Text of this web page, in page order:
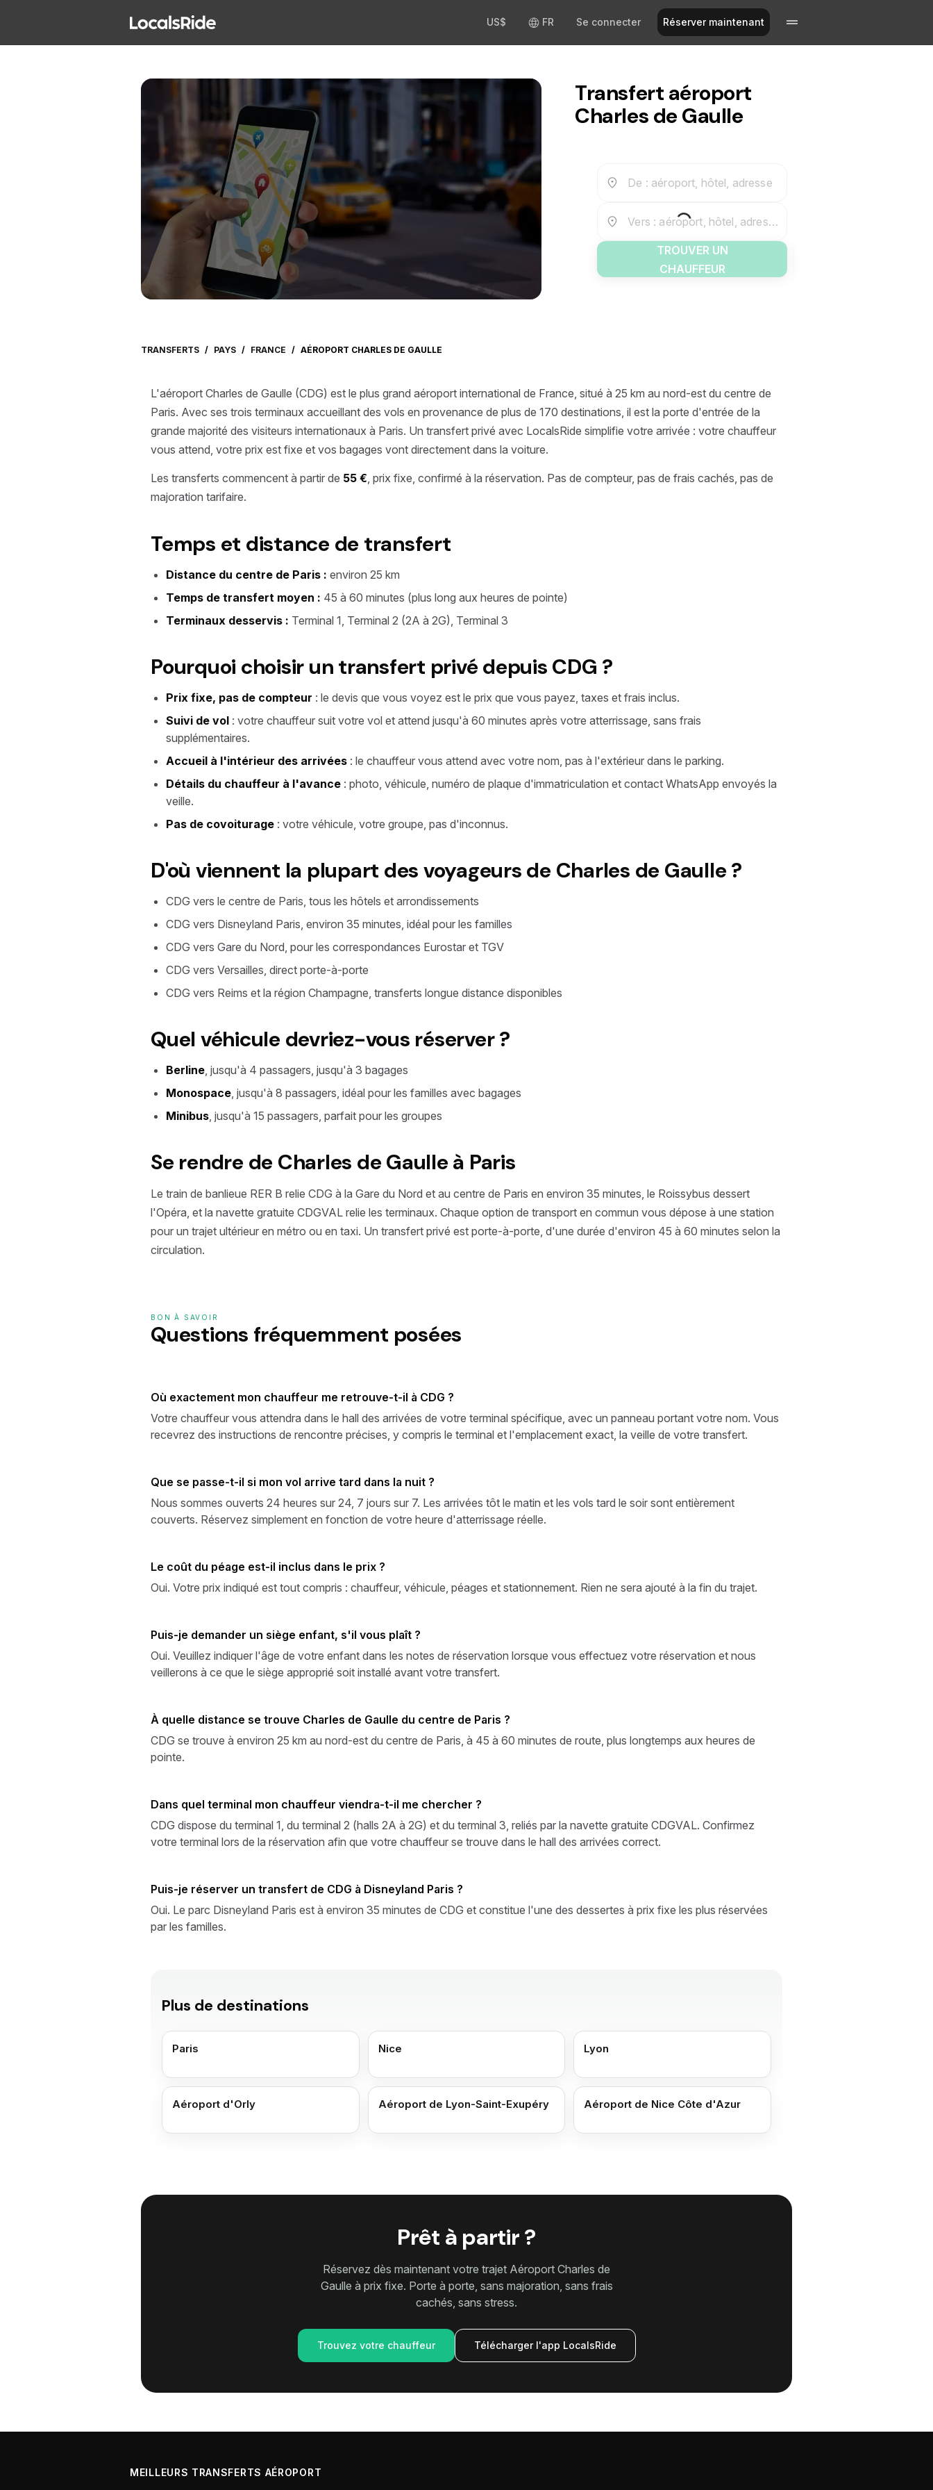
US$ FR Se connecter Réserver maintenant
Transfert aéroport
Charles de Gaulle
De : aéroport, hôtel, adresse
Vers : aéroport, hôtel, adresse
TROUVER UN
CHAUFFEUR
TRANSFERTS / PAYS / FRANCE / AÉROPORT CHARLES DE GAULLE
L'aéroport Charles de Gaulle (CDG) est le plus grand aéroport international de France, situé à 25 km au nord-est du centre de
Paris. Avec ses trois terminaux accueillant des vols en provenance de plus de 170 destinations, il est la porte d'entrée de la
grande majorité des visiteurs internationaux à Paris. Un transfert privé avec LocalsRide simplifie votre arrivée : votre chauffeur
vous attend, votre prix est fixe et vos bagages vont directement dans la voiture.
Les transferts commencent à partir de 55 €, prix fixe, confirmé à la réservation. Pas de compteur, pas de frais cachés, pas de
majoration tarifaire.
Temps et distance de transfert
Distance du centre de Paris : environ 25 km
Temps de transfert moyen : 45 à 60 minutes (plus long aux heures de pointe)
Terminaux desservis : Terminal 1, Terminal 2 (2A à 2G), Terminal 3
Pourquoi choisir un transfert privé depuis CDG ?
Prix fixe, pas de compteur : le devis que vous voyez est le prix que vous payez, taxes et frais inclus.
Suivi de vol : votre chauffeur suit votre vol et attend jusqu'à 60 minutes après votre atterrissage, sans frais
supplémentaires.
Accueil à l'intérieur des arrivées : le chauffeur vous attend avec votre nom, pas à l'extérieur dans le parking.
Détails du chauffeur à l'avance : photo, véhicule, numéro de plaque d'immatriculation et contact WhatsApp envoyés la
veille.
Pas de covoiturage : votre véhicule, votre groupe, pas d'inconnus.
D'où viennent la plupart des voyageurs de Charles de Gaulle ?
CDG vers le centre de Paris, tous les hôtels et arrondissements
CDG vers Disneyland Paris, environ 35 minutes, idéal pour les familles
CDG vers Gare du Nord, pour les correspondances Eurostar et TGV
CDG vers Versailles, direct porte-à-porte
CDG vers Reims et la région Champagne, transferts longue distance disponibles
Quel véhicule devriez-vous réserver ?
Berline, jusqu'à 4 passagers, jusqu'à 3 bagages
Monospace, jusqu'à 8 passagers, idéal pour les familles avec bagages
Minibus, jusqu'à 15 passagers, parfait pour les groupes
Se rendre de Charles de Gaulle à Paris
Le train de banlieue RER B relie CDG à la Gare du Nord et au centre de Paris en environ 35 minutes, le Roissybus dessert
l'Opéra, et la navette gratuite CDGVAL relie les terminaux. Chaque option de transport en commun vous dépose à une station
pour un trajet ultérieur en métro ou en taxi. Un transfert privé est porte-à-porte, d'une durée d'environ 45 à 60 minutes selon la
circulation.
BON À SAVOIR
Questions fréquemment posées
Où exactement mon chauffeur me retrouve-t-il à CDG ?
Votre chauffeur vous attendra dans le hall des arrivées de votre terminal spécifique, avec un panneau portant votre nom. Vous
recevrez des instructions de rencontre précises, y compris le terminal et l'emplacement exact, la veille de votre transfert.
Que se passe-t-il si mon vol arrive tard dans la nuit ?
Nous sommes ouverts 24 heures sur 24, 7 jours sur 7. Les arrivées tôt le matin et les vols tard le soir sont entièrement
couverts. Réservez simplement en fonction de votre heure d'atterrissage réelle.
Le coût du péage est-il inclus dans le prix ?
Oui. Votre prix indiqué est tout compris : chauffeur, véhicule, péages et stationnement. Rien ne sera ajouté à la fin du trajet.
Puis-je demander un siège enfant, s'il vous plaît ?
Oui. Veuillez indiquer l'âge de votre enfant dans les notes de réservation lorsque vous effectuez votre réservation et nous
veillerons à ce que le siège approprié soit installé avant votre transfert.
À quelle distance se trouve Charles de Gaulle du centre de Paris ?
CDG se trouve à environ 25 km au nord-est du centre de Paris, à 45 à 60 minutes de route, plus longtemps aux heures de
pointe.
Dans quel terminal mon chauffeur viendra-t-il me chercher ?
CDG dispose du terminal 1, du terminal 2 (halls 2A à 2G) et du terminal 3, reliés par la navette gratuite CDGVAL. Confirmez
votre terminal lors de la réservation afin que votre chauffeur se trouve dans le hall des arrivées correct.
Puis-je réserver un transfert de CDG à Disneyland Paris ?
Oui. Le parc Disneyland Paris est à environ 35 minutes de CDG et constitue l'une des dessertes à prix fixe les plus réservées
par les familles.
Plus de destinations
Paris Nice Lyon
Aéroport d'Orly Aéroport de Lyon-Saint-Exupéry Aéroport de Nice Côte d'Azur
Prêt à partir ?
Réservez dès maintenant votre trajet Aéroport Charles de
Gaulle à prix fixe. Porte à porte, sans majoration, sans frais
cachés, sans stress.
Trouvez votre chauffeur Télécharger l'app LocalsRide
MEILLEURS TRANSFERTS AÉROPORT